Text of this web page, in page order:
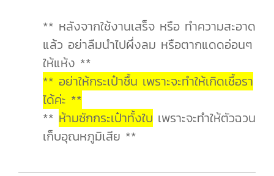
** หลังจากใช้งานเสร็จ หรือ ทำความสะอาด
แล้ว อย่าลืมนำไปผึ่งลม หรือตากแดดอ่อนๆ
ให้แห้ง **
** อย่าให้กระเป๋าชื้น เพราะจะทำให้เกิดเชื้อรา
ได้ค่ะ **
** ห้ามซักกระเป๋าทั้งใบ เพราะจะทำให้ตัวฉวน
เก็บอุณหภูมิเสีย **